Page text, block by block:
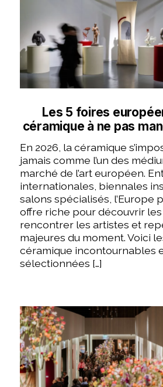
Les 5 foires
céramique à ne pas
En 2026, la céramique
jamais comme l’un des
marché de l’art européen.
internationales, biennales
salons spécialisés, l’Europe
offre riche pour découvrir les
rencontrer les artistes et
majeures du moment. Voici
céramique incontournables
sélectionnées […]